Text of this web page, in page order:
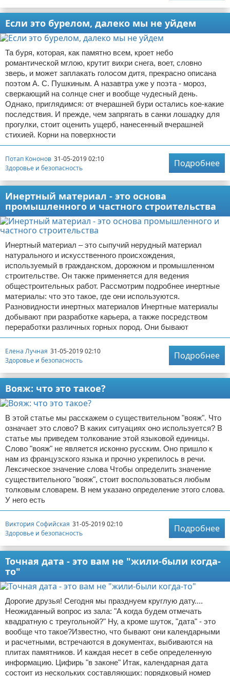
Если это бурелом, далеко мы не уйдем
Та буря, которая, как памятно всем, кроет небо
романтической мглою, крутит вихри снега, воет, словно
зверь, и может заплакать голосом дитя, прекрасно описана
поэтом А. С. Пушкиным. А назавтра уже у поэта - мороз,
сверкающий на солнце снег и вообще чудесный день.
Однако, приглядимся: от вчерашней бури остались кое-какие
последствия. И прежде, чем запрягать в санки лошадку для
прогулки, стоит оценить ущерб, нанесенный вчерашней
стихией. Корни на поверхности
Потап Кононов 31-05-2019 02:10
Здоровье и безопасность
Подробнее
Инертный материал - это основа
промышленного и частного строительства
Инертный материал – это сыпучий нерудный материал
натурального и искусственного происхождения,
используемый в гражданском, дорожном и промышленном
строительстве. Он также применяется для ведения
общестроительных работ. Рассмотрим подробнее инертные
материалы: что это такое, где они используются.
Разновидности инертных материалов Инертные материалы
добывают при разработке карьера, а также посредством
переработки различных горных пород. Они бывают
Елена Лучная 31-05-2019 02:10
Здоровье и безопасность
Подробнее
Вояж: что это такое?
В этой статье мы расскажем о существительном "вояж". Что
означает это слово? В каких ситуациях оно используется? В
статье мы приведем толкование этой языковой единицы.
Слово "вояж" не является исконно русским. Оно пришло к
нам из французского языка и прочно укрепилось в речи.
Лексическое значение слова Чтобы определить значение
существительного "вояж", стоит воспользоваться любым
толковым словарем. В нем указано определение этого слова.
У него есть
Виктория Софийская 31-05-2019 02:10
Здоровье и безопасность
Подробнее
Точная дата - это вам не "жили-были когда-
то"
Дорогие друзья! Сегодня мы празднуем круглую дату....
Неожиданный вопрос из зала: "А когда будем отмечать
квадратную с треугольной?" Ну, а кроме шуток, "дата" - это
вообще что такое?Известно, что бывают они календарными
и расчетными, встречаются в документах, выбиваются на
плитах памятников. И каждая несет в себе определенную
информацию. Цифирь "в законе" Итак, календарная дата
состоит из нескольких составляющих: порядковый номер